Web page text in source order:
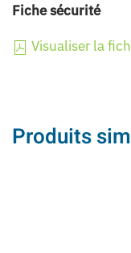
Fiche sécurité
Visualiser la
Produits